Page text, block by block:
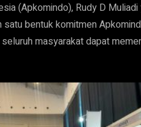
(Apkomindo), Rudy D
satu bentuk komitmen
masyarakat dapat